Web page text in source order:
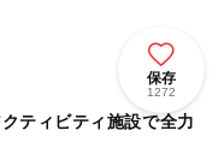
保存
1272
ティビティ施設で全力